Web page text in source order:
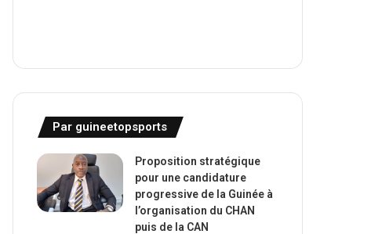
Par guineetopsports
Proposition stratégique
pour une candidature
progressive de la Guinée à
l’organisation du CHAN
puis de la CAN